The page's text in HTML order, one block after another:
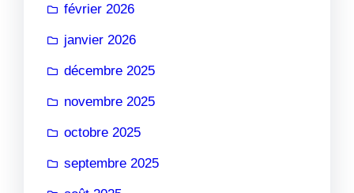
février 2026
janvier 2026
décembre 2025
novembre 2025
octobre 2025
septembre 2025